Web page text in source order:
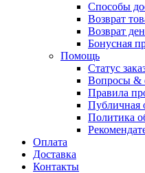
Способы
Возврат
Возврат
Бонусная
Помощь
Статус
Вопросы &
Правила
Публичная
Политика
Оплата
Доставка
Контакты